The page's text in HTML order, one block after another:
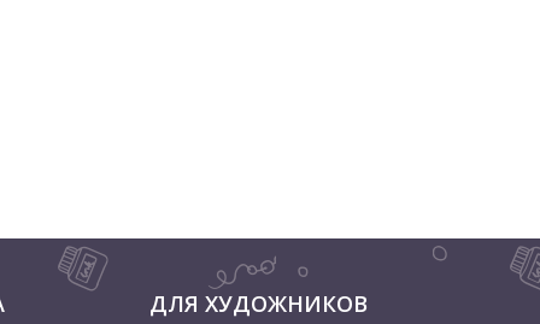
ДЛЯ ХУДОЖНИКОВ